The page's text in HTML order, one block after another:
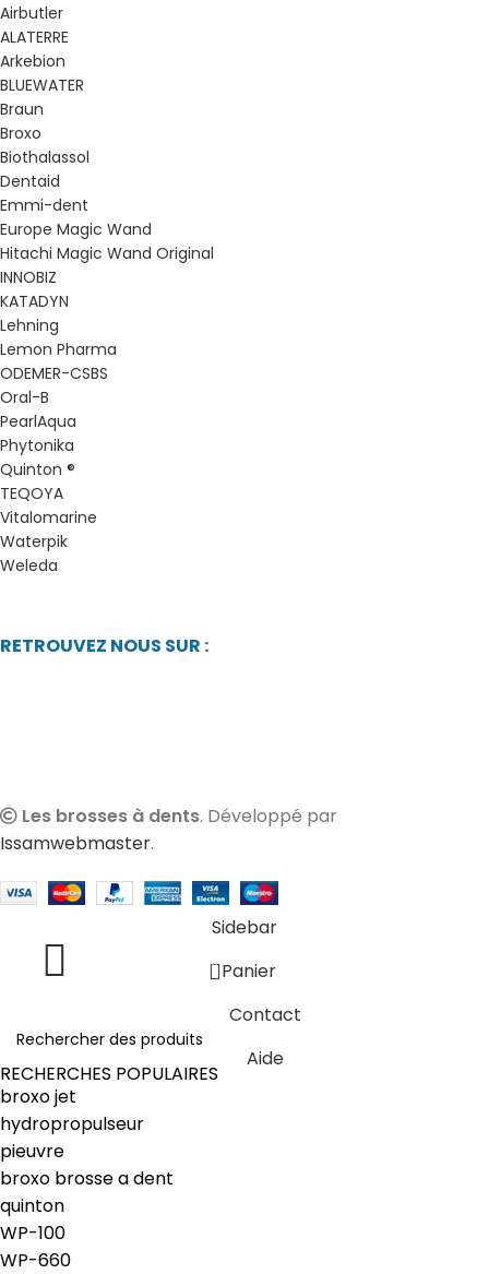
Airbutler
ALATERRE
Arkebion
BLUEWATER
Braun
Broxo
Biothalassol
Dentaid
Emmi-dent
Europe Magic Wand
Hitachi Magic Wand Original
INNOBIZ
KATADYN
Lehning
Lemon Pharma
ODEMER-CSBS
Oral-B
PearlAqua
Phytonika
Quinton ®
TEQOYA
Vitalomarine
Waterpik
Weleda
RETROUVEZ NOUS SUR :
Les brosses à dents. Développé par
Issamwebmaster.
RECHERCHES POPULAIRES
broxo jet
hydropropulseur
pieuvre
broxo brosse a dent
quinton
WP-100
WP-660
Sidebar
0 Panier
Contact
Aide